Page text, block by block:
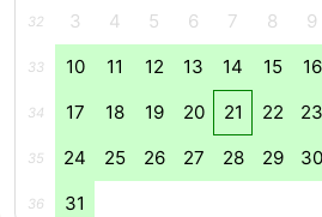
Leiden
Bollenstreek
Natur
Hollands
Noordwijk
32 3 4 5 6 7 8 9
33 10 11 12 13 14 15 16
34 17 18 19 20 21 22 23
35 24 25 26 27 28 29 30
36 31